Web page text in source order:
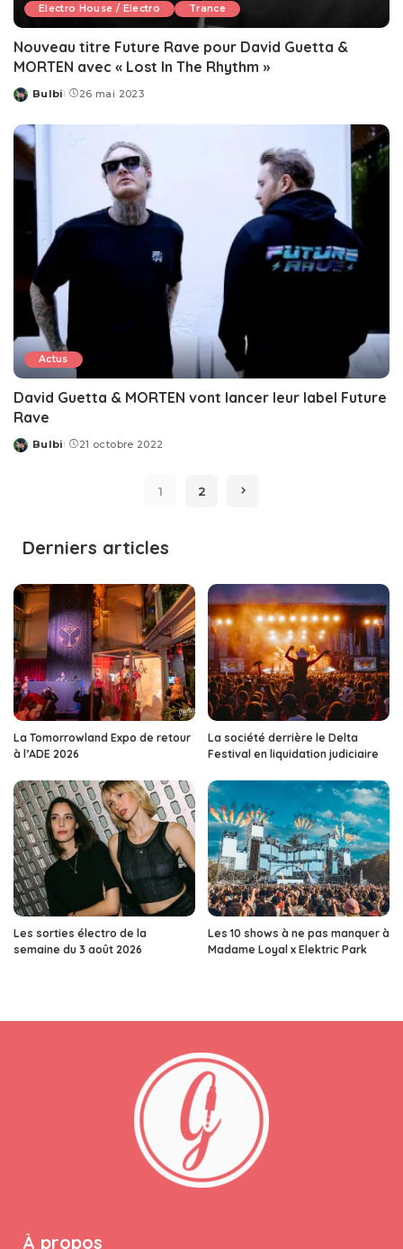
Electro House / Electro Trance
Nouveau titre Future Rave pour David Guetta &
MORTEN avec « Lost In The Rhythm »
Posted
Bulbi 26 mai 2023
Actus
David Guetta & MORTEN vont lancer leur label Future
Rave
Posted
Bulbi 21 octobre 2022
1 2
Derniers articles
La Tomorrowland Expo de retour
à l’ADE 2026
La société derrière le Delta
Festival en liquidation judiciaire
Les sorties électro de la
semaine du 3 août 2026
Les 10 shows à ne pas manquer à
Madame Loyal x Elektric Park
À propos